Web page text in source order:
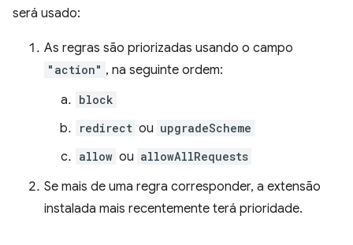
será usado:
As regras são priorizadas usando o campo
"action" , na seguinte ordem:
block
redirect ou upgradeScheme
allow ou allowAllRequests
Se mais de uma regra corresponder, a extensão
instalada mais recentemente terá prioridade.